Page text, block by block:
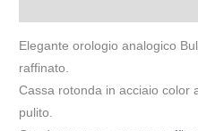
Elegante orologio analogico
raffinato.
Cassa rotonda in acciaio color
pulito.